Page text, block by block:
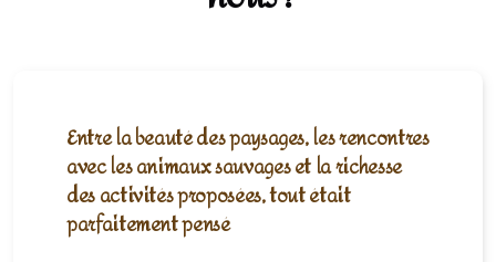
Entre la beauté des paysages, les rencontres
avec les animaux sauvages et la richesse
des activités proposées, tout était
parfaitement pensé